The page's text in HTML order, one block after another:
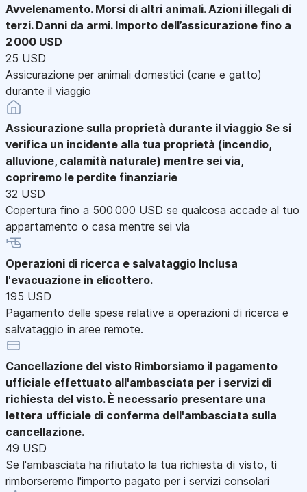
Avvelenamento. Morsi di altri animali. Azioni illegali di
terzi. Danni da armi. Importo dell’assicurazione fino a
2 000 USD
25 USD
Assicurazione per animali domestici (cane e gatto)
durante il viaggio
Assicurazione sulla proprietà durante il viaggio Se si
verifica un incidente alla tua proprietà (incendio,
alluvione, calamità naturale) mentre sei via,
copriremo le perdite finanziarie
32 USD
Copertura fino a 500 000 USD se qualcosa accade al tuo
appartamento o casa mentre sei via
Operazioni di ricerca e salvataggio Inclusa
l'evacuazione in elicottero.
195 USD
Pagamento delle spese relative a operazioni di ricerca e
salvataggio in aree remote.
Cancellazione del visto Rimborsiamo il pagamento
ufficiale effettuato all'ambasciata per i servizi di
richiesta del visto. È necessario presentare una
lettera ufficiale di conferma dell'ambasciata sulla
cancellazione.
49 USD
Se l'ambasciata ha rifiutato la tua richiesta di visto, ti
rimborseremo l'importo pagato per i servizi consolari